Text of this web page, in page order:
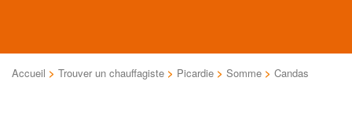
Accueil > Trouver un chauffagiste > Picardie > Somme > Candas